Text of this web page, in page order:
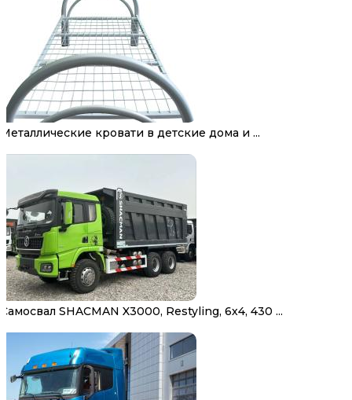
Металлические кровати в детские дома и ...
Самосвал SHACMAN X3000, Restyling, 6х4, 430 ...